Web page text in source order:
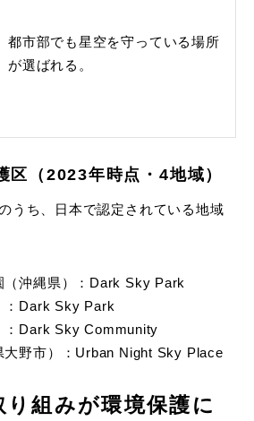
都市部でも星空を守っている場所
が選ばれる。
区（2023年時点・4地域）
うち、日本で認定されている地域
（沖縄県）：Dark Sky Park
：Dark Sky Park
：Dark Sky Community
大野市）：Urban Night Sky Place
り組みが環境保護に